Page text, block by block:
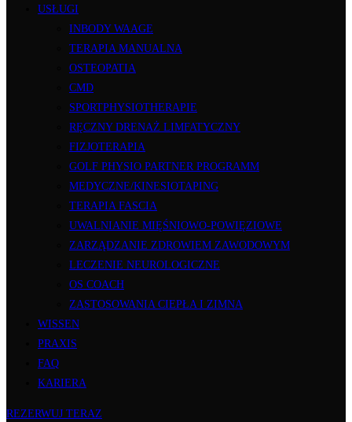
USŁUGI
INBODY WAAGE
TERAPIA MANUALNA
OSTEOPATIA
CMD
SPORTPHYSIOTHERAPIE
RĘCZNY DRENAŻ LIMFATYCZNY
FIZJOTERAPIA
GOLF PHYSIO PARTNER PROGRAMM
MEDYCZNE/KINESIOTAPING
TERAPIA FASCIA
UWALNIANIE MIĘŚNIOWO-POWIĘZIOWE
ZARZĄDZANIE ZDROWIEM ZAWODOWYM
LECZENIE NEUROLOGICZNE
OS COACH
ZASTOSOWANIA CIEPŁA I ZIMNA
WISSEN
PRAXIS
FAQ
KARIERA
REZERWUJ TERAZ